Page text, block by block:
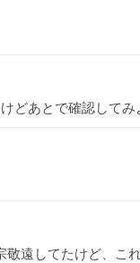
どあとで確認してみ
遠してたけど、こ